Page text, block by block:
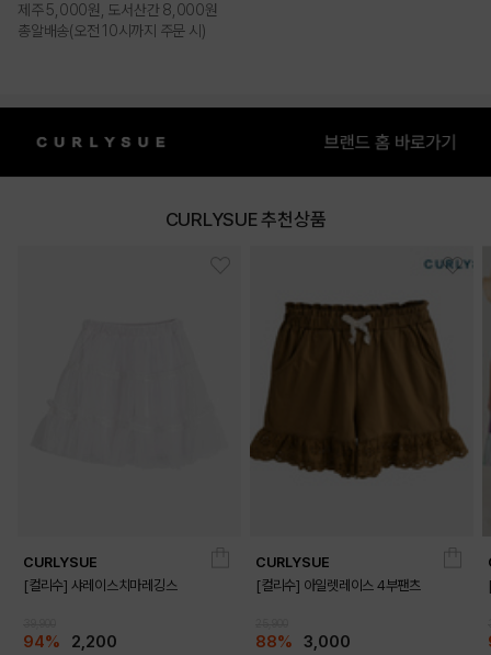
제주 5,000원, 도서산간 8,000원
총알배송(오전 10시까지 주문 시)
CURLYSUE 추천상품
CURLYSUE
[컬리수] 샤레이스치마레깅스
94% 2,200
CURLYSUE
[컬리수] 아일렛레이스 4부팬츠
88% 3,000